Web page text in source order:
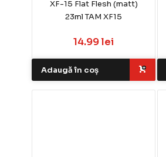
XF-15 Flat Flesh (matt)
23ml TAM XF15
14.99 lei
Adaugă în coș